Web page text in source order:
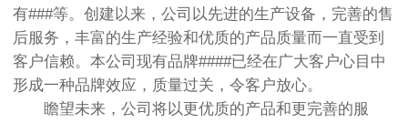
有###等。创建以来，公司以先进的生产设备，完善的售
后服务，丰富的生产经验和优质的产品质量而一直受到
客户信赖。本公司现有品牌####已经在广大客户心目中
形成一种品牌效应，质量过关，令客户放心。
瞻望未来，公司将以更优质的产品和更完善的服